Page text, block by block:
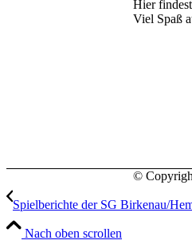
Hier
Viel Spaß
©
Spielberichte der SG Birkenau/
Nach oben scrollen